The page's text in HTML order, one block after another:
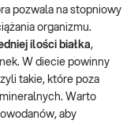
pozwala na stopniowy
organizmu.
ilości białka,
W diecie powinny
takie, które poza
Warto
aby